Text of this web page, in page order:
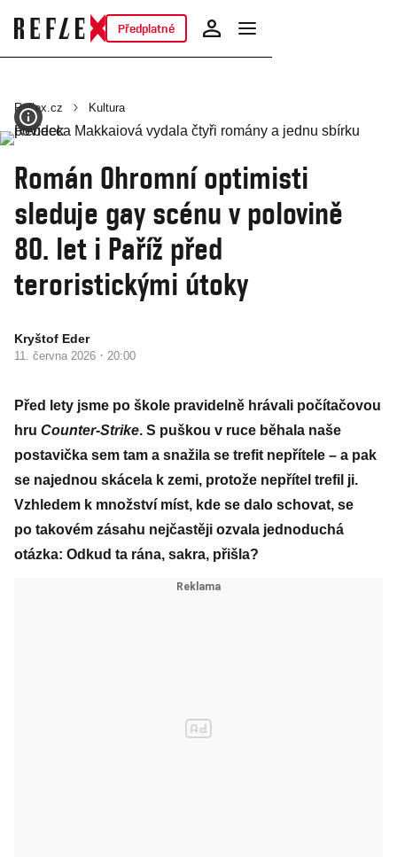
Předplatné
Reflex.cz Kultura
Román Ohromní optimisti
sleduje gay scénu v polovině
80. let i Paříž před
teroristickými útoky
Kryštof Eder
11. června 2026 · 20:00
Před lety jsme po škole pravidelně hrávali počítačovou
hru Counter-Strike. S puškou v ruce běhala naše
postavička sem tam a snažila se trefit nepřítele – a pak
se najednou skácela k zemi, protože nepřítel trefil ji.
Vzhledem k množství míst, kde se dalo schovat, se
po takovém zásahu nejčastěji ozvala jednoduchá
otázka: Odkud ta rána, sakra, přišla?